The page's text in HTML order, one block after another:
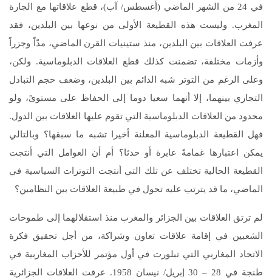
في 24 من الشهر الماضي (أغسطس/ آب)، قطع علاقاتها مع الجارة
المغرب. وليست هذه القطيعة الأولى من نوعها بين البلدين، فقد
عرفت العلاقات بين البلدين، منذ ستينيات القرن الماضي، مدّاً وجزراً
وأزمات مختلفة، تضمنت كذلك قطع العلاقات الدبلوماسية. ولكن،
وعلى الرغم من التوتر شبه الدائم بين البلدين، وضعف حجم التبادل
التجاري بينهما، إلا أنهما سعيا دوما إلى الحفاظ على مستوىً، ولو
محدود من العلاقات الدبلوماسية التي تقوم عليها العلاقات بين الدول.
فهل القطيعة الدبلوماسية المعلنة أخيرا تشبه ما سبقها؟ وبالتالي
يمكن اعتبارها غمامةً عابرة أو حدثا؟ أم أن العوامل التي أنتجت
القطيعة الحالية تختلف عن تلك التي أنتجت التوترات السياسية في
الماضي، ما قد يترتب عليه تحول في طبيعة العلاقات بين النظامين؟
لم ترتق العلاقات بين الجزائر والمغرب منذ استقلالهما إلى طموحات
الشعبين في إقامة علاقات تعاون وشراكة، من أجل تحقيق فكرة
الاتحاد المغاربي التي تبلورت في أول مؤتمر للأحزاب المغاربية في
طنجة في 28 – 30 إبريل/ نيسان 1958. عرفت العلاقات الجزائرية